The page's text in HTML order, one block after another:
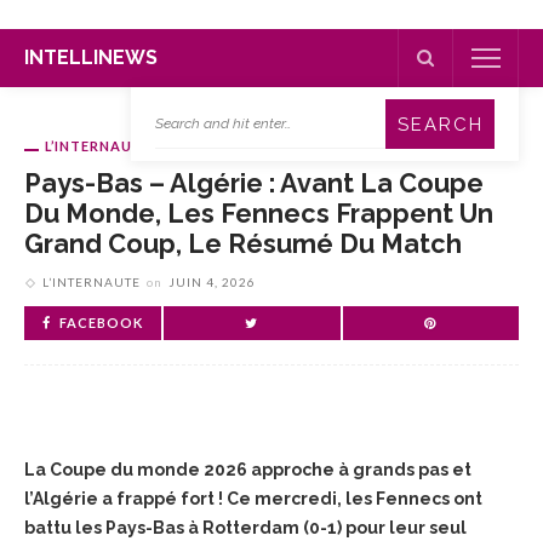
INTELLINEWS
L’INTERNAUTE
Pays-Bas – Algérie : Avant La Coupe
Du Monde, Les Fennecs Frappent Un
Grand Coup, Le Résumé Du Match
L’INTERNAUTE on JUIN 4, 2026
FACEBOOK
La Coupe du monde 2026 approche à grands pas et
l’Algérie a frappé fort ! Ce mercredi, les Fennecs ont
battu les Pays-Bas à Rotterdam (0-1) pour leur seul